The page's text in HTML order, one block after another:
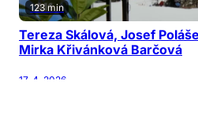
123 min
Tereza Skálová, Josef
Mirka Křivánková Barčová
17. 4. 2026